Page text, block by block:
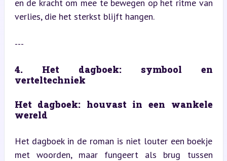
en de kracht om mee te bewegen op het ritme van
verlies, die het sterkst blijft hangen.
---
4. Het dagboek: symbool en
verteltechniek
Het dagboek: houvast in een wankele
wereld
Het dagboek in de roman is niet louter een boekje
met woorden, maar fungeert als brug tussen